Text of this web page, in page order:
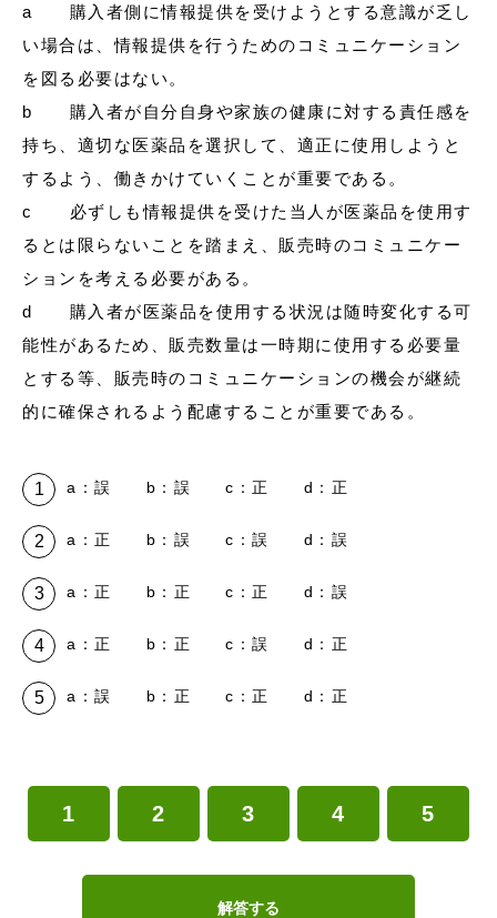
a 購入者側に情報提供を受けようとする意識が乏し
い場合は、情報提供を行うためのコミュニケーション
を図る必要はない。
b 購入者が自分自身や家族の健康に対する責任感を
持ち、適切な医薬品を選択して、適正に使用しようと
するよう、働きかけていくことが重要である。
c 必ずしも情報提供を受けた当人が医薬品を使用す
るとは限らないことを踏まえ、販売時のコミュニケー
ションを考える必要がある。
d 購入者が医薬品を使用する状況は随時変化する可
能性があるため、販売数量は一時期に使用する必要量
とする等、販売時のコミュニケーションの機会が継続
的に確保されるよう配慮することが重要である。
a：誤 b：誤 c：正 d：正
a：正 b：誤 c：誤 d：誤
a：正 b：正 c：正 d：誤
a：正 b：正 c：誤 d：正
a：誤 b：正 c：正 d：正
1 2 3 4 5
解答する